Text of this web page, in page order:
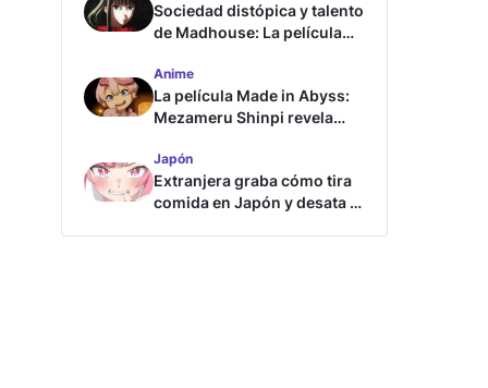
Sociedad distópica y talento
de Madhouse: La película
tráiler
Anime
La película Made in Abyss:
Mezameru Shinpi revela
Japón
Extranjera graba cómo tira
comida en Japón y desata la